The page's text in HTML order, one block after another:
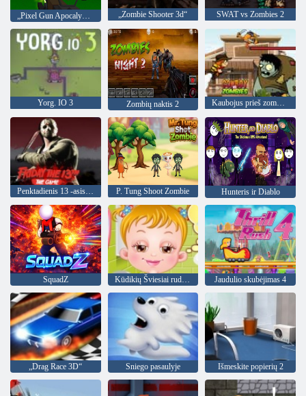
„Zombie Shooter 3d“ SWAT vs Zombies 2
Yorg. IO 3 Zombių naktis 2 Kaubojus prieš zombius
Penktadienis 13 -asis žaidimas P. Tung Shoot Zombie Hunteris ir Diablo
SquadZ Kūdikių Šviesiai ruda Nakvynė Laikas Jaudulio skubėjimas 4
„Drag Race 3D“ Sniego pasaulyje Išmeskite popierių 2